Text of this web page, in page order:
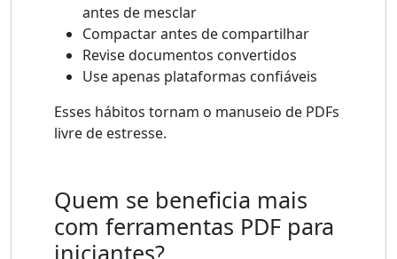
antes de mesclar
Compactar antes de compartilhar
Revise documentos convertidos
Use apenas plataformas confiáveis
Esses hábitos tornam o manuseio de PDFs
livre de estresse.
Quem se beneficia mais
com ferramentas PDF para